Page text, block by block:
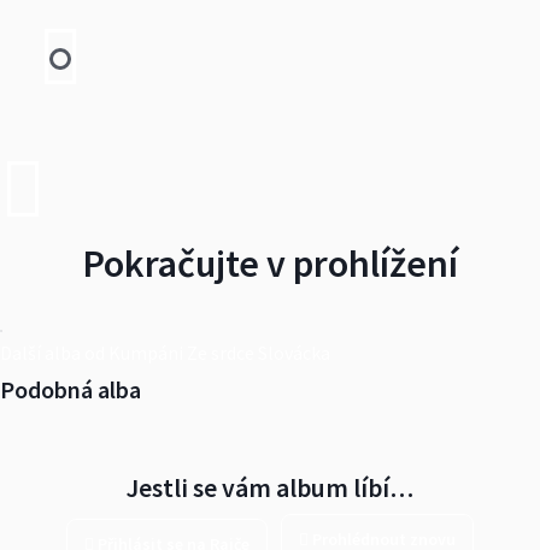
Pokračujte v prohlížení
Podobná alba
Jestli se vám album líbí…